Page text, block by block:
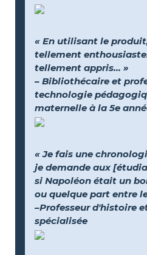
« En utilisant le
tellement
tellement appris... »
– Bibliothécaire et
technologie
maternelle à la 5e
« Je fais une
je demande aux
si Napoléon était un
ou quelque part entre
–Professeur d'histoire
spécialisée